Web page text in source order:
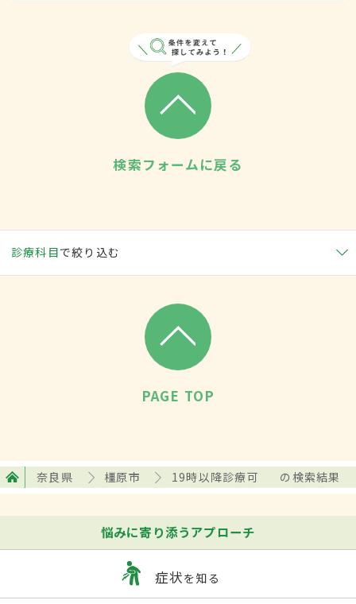
検索フォームに戻る
診療科目で絞り込む
PAGE TOP
奈良県 橿原市 19時以降診療可 の検索結果
悩みに寄り添うアプローチ
症状を知る